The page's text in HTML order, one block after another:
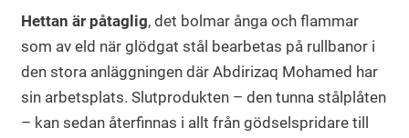
Hettan är påtaglig, det bolmar ånga och flammar
som av eld när glödgat stål bearbetas på rullbanor i
den stora anläggningen där Abdirizaq Mohamed har
sin arbetsplats. Slutprodukten – den tunna stålplåten
– kan sedan återfinnas i allt från gödselspridare till